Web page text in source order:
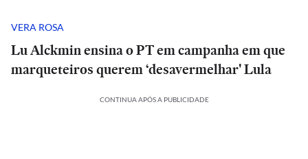
VERA ROSA
Lu Alckmin ensina o PT em campanha em que
marqueteiros querem ‘desavermelhar' Lula
CONTINUA APÓS A PUBLICIDADE